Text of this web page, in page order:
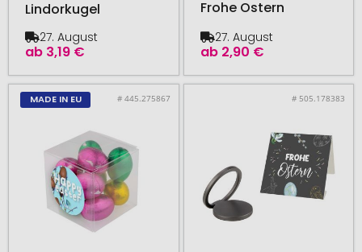
Lindorkugel
ab 3,19 €
27. August
Frohe Ostern
ab 2,90 €
27. August
MADE IN EU # 445.275867 # 505.178383